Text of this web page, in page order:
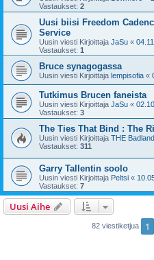
Vastaukset: 2
Uusi biisi Freedom
Service
Uusin viesti Kirjoittaja JaSu «
Vastaukset: 1
Bruce synagogassa
Uusin viesti Kirjoittaja lempisofia «
Tutkimus Brucen faneista
Uusin viesti Kirjoittaja JaSu «
Vastaukset: 3
The Ties That Bind : The
Uusin viesti Kirjoittaja THE
Vastaukset: 311
Garry Tallentin soolo
Uusin viesti Kirjoittaja Peltsi «
Vastaukset: 7
Uusi Aihe
82 viestiketjua 1